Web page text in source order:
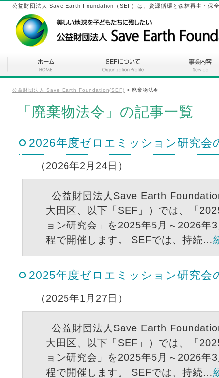
公益財団法人 Save Earth Foundation（SEF）は、資源循環と森林再生・保
公益財団法人 Save Earth Foundation(SEF) > 廃棄物法令
「廃棄物法令」の記事一覧
2026年度ゼロエミッション研究会
（2026年2月24日）
公益財団法人Save Earth
大田区、以下「SEF」）では、「
ョン研究会」を2025年5月～2026年
程で開催します。 SEFでは、持続…
2025年度ゼロエミッション研究会
（2025年1月27日）
公益財団法人Save Earth
大田区、以下「SEF」）では、「
ョン研究会」を2025年5月～2026年
程で開催します。 SEFでは、持続…